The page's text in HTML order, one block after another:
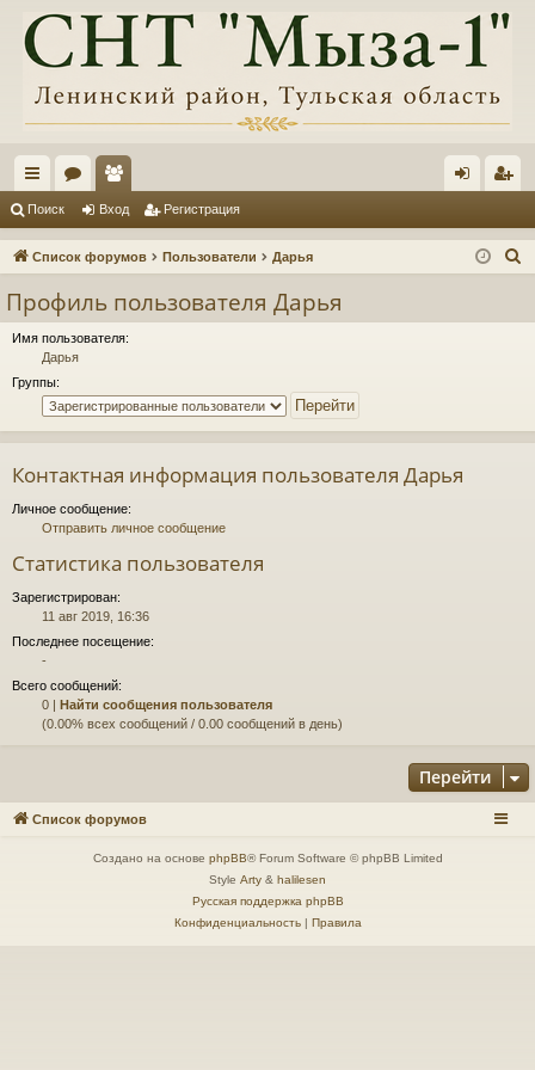
с
ы
и
ум
ол
ьз д ис
Поиск Вход Регистрация
Список форумов Пользователи Дарья
Профиль пользователя Дарья
Имя пользователя:
Дарья
Группы:
Контактная информация пользователя Дарья
Личное сообщение:
Отправить личное сообщение
Статистика пользователя
Зарегистрирован:
11 авг 2019, 16:36
Последнее посещение:
-
Всего сообщений:
0 |
Найти сообщения пользователя
(0.00% всех сообщений / 0.00 сообщений в день)
Перейти
Список форумов
Создано на основе phpBB® Forum Software © phpBB Limited
Style Arty & halilesen
Русская поддержка phpBB
Конфиденциальность| Правила